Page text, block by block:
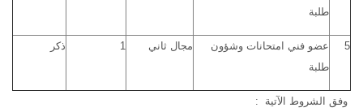
طلبة
5
عضو فني امتحانات وشؤون
طلبة
مجال ثاني 1 ذكر
وفق الشروط الآتية :